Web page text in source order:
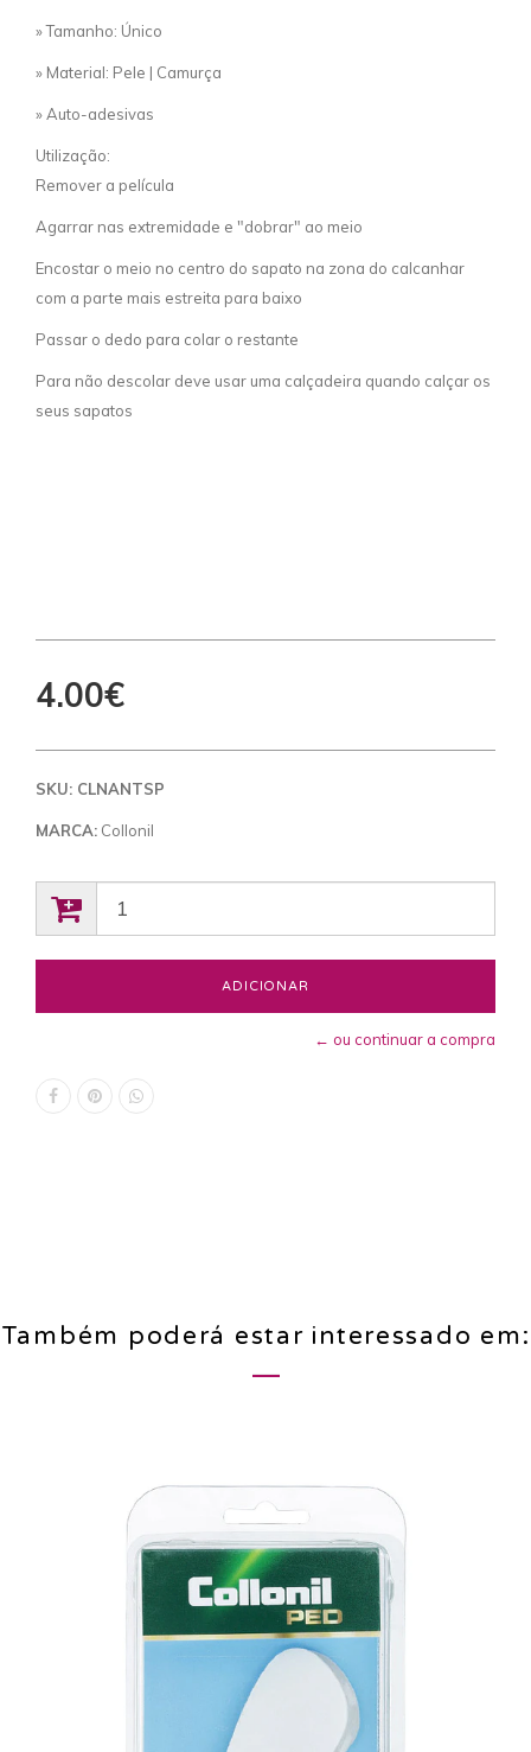
» Tamanho: Único
» Material: Pele | Camurça
» Auto-adesivas
Utilização:
Remover a película
Agarrar nas extremidade e "dobrar" ao meio
Encostar o meio no centro do sapato na zona do calcanhar
com a parte mais estreita para baixo
Passar o dedo para colar o restante
Para não descolar deve usar uma calçadeira quando calçar os
seus sapatos
4.00€
SKU: CLNANTSP
MARCA: Collonil
← ou continuar a compra
Também poderá estar interessado em: